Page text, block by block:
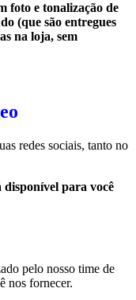
foto e tonalização de
(que são entregues
na loja, sem
redes sociais, tanto no
disponível para você
pelo nosso time de
nos fornecer.